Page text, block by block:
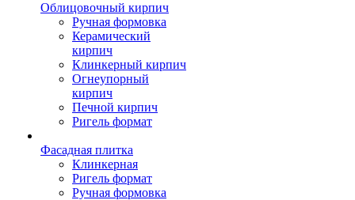
Облицовочный кирпич
Ручная формовка
Керамический
кирпич
Клинкерный кирпич
Огнеупорный
кирпич
Печной кирпич
Ригель формат
Фасадная плитка
Клинкерная
Ригель формат
Ручная формовка